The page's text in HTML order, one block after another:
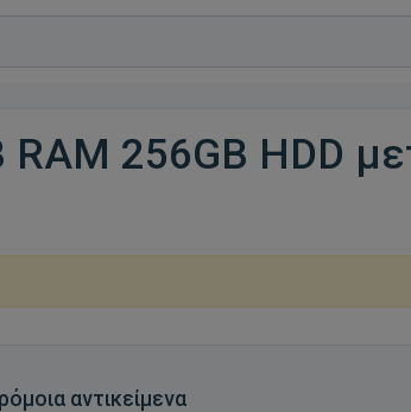
256GB HDD
αντικείμενα